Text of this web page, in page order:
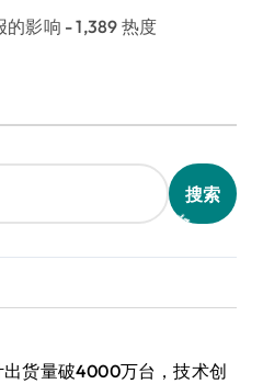
的影响 - 1,389 热度
搜索
货量破4000万台，技术创